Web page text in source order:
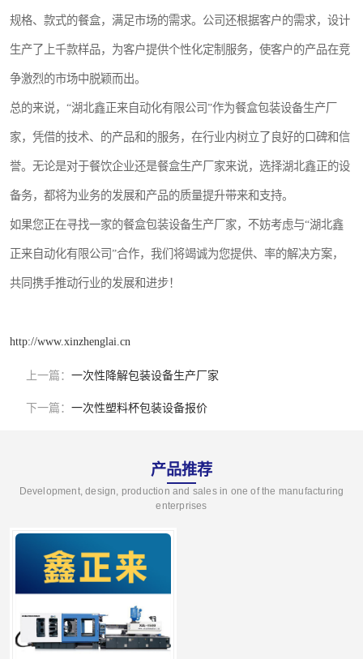
规格、款式的餐盒，满足市场的需求。公司还根据客户的需求，设计
生产了上千款样品，为客户提供个性化定制服务，使客户的产品在竞
争激烈的市场中脱颖而出。
总的来说，“湖北鑫正来自动化有限公司”作为餐盒包装设备生产厂
家，凭借的技术、的产品和的服务，在行业内树立了良好的口碑和信
誉。无论是对于餐饮企业还是餐盒生产厂家来说，选择湖北鑫正的设
备务，都将为业务的发展和产品的质量提升带来和支持。
如果您正在寻找一家的餐盒包装设备生产厂家，不妨考虑与“湖北鑫
正来自动化有限公司”合作，我们将竭诚为您提供、率的解决方案，
共同携手推动行业的发展和进步！
http://www.xinzhenglai.cn
上一篇： 一次性降解包装设备生产厂家
下一篇： 一次性塑料杯包装设备报价
产品推荐
Development, design, production and sales in one of the manufacturing
enterprises